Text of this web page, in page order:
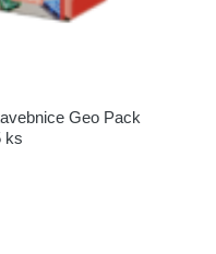
Geo Pack
ks